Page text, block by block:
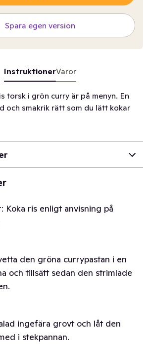
Spara egen version
InstruktionerVaror
torsk i grön curry är på menyn. En
och smakrik rätt som du lätt kokar
Koka ris enligt anvisning på
den gröna currypastan i en
och tillsätt sedan den strimlade
ingefära grovt och låt den
i stekpannan.